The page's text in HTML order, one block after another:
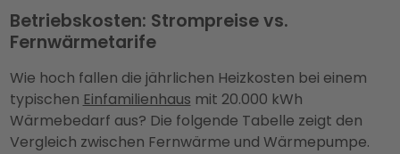
Betriebskosten: Strompreise vs.
Fernwärmetarife
Wie hoch fallen die jährlichen Heizkosten bei einem
typischen Einfamilienhaus mit 20.000 kWh
Wärmebedarf aus? Die folgende Tabelle zeigt den
Vergleich zwischen Fernwärme und Wärmepumpe.